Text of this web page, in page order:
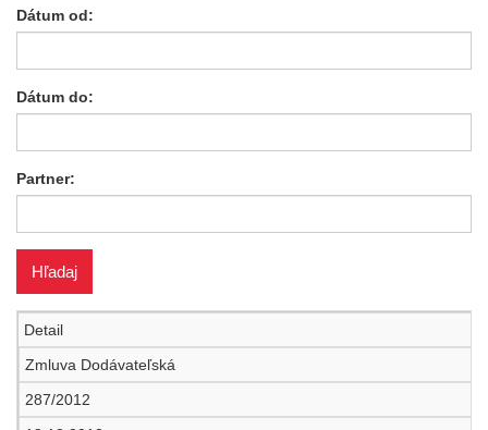
Dátum od:
Dátum do:
Partner:
Detail
Zmluva Dodávateľská
287/2012